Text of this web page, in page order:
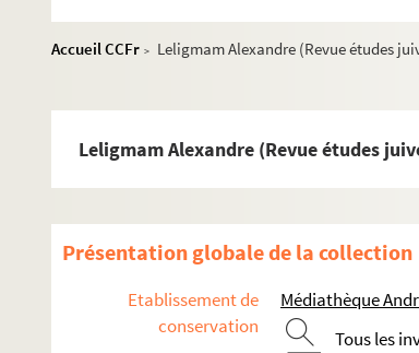
Accueil CCFr >
Leligmam Alexandre (Revue études
Leligmam Alexandre (Revue études
Présentation globale de la collection
Etablissement de
conservation
Médiathèque
Tous les
Strassburg im dreissig jarhrigen Kriege
Notes sur l'Eglise française de Strasbourg
Notes sur l'Eglise française de Strasbourg
Notes sur l'Eglise française de Strasbourg